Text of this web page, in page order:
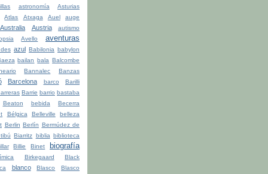
astronomía
Asturias
Atlas
Atxaga Auel auge
Australia Austria
autismo
Avello aventuras
azul Babilonia babylon
bailan bala Balcombe
Bannalec Banzas
Barcelona barco
Barilli
Barrie barrio bastaba
Beaton
bebida
Becerra
Bélgica Belleville
belleza
Berlin Berlín Bermúdez de
Biarritz biblia biblioteca
Billie Binet biografía
Birkegaard
Black
blanco Blasco
Blasco